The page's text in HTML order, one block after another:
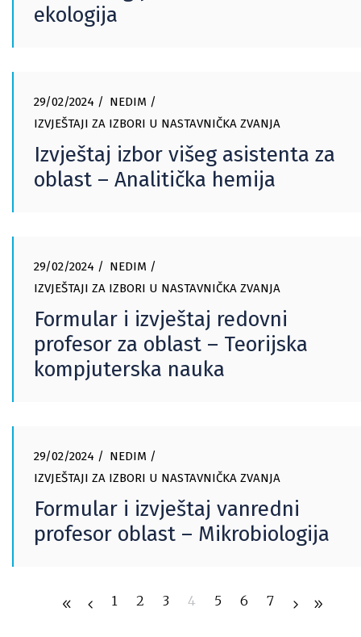
ekologija
29/02/2024
NEDIM
IZVJEŠTAJI ZA IZBORI U NASTAVNIČKA ZVANJA
Izvještaj izbor višeg asistenta za
oblast – Analitička hemija
29/02/2024
NEDIM
IZVJEŠTAJI ZA IZBORI U NASTAVNIČKA ZVANJA
Formular i izvještaj redovni
profesor za oblast – Teorijska
kompjuterska nauka
29/02/2024
NEDIM
IZVJEŠTAJI ZA IZBORI U NASTAVNIČKA ZVANJA
Formular i izvještaj vanredni
profesor oblast – Mikrobiologija
1 2 3 4 5 6 7